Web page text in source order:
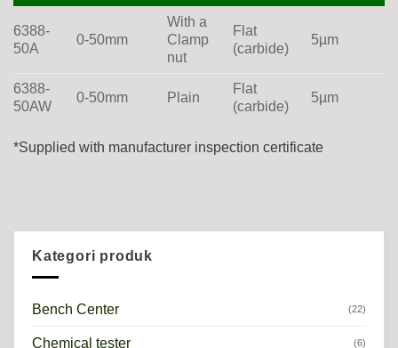
6388-
50A
0-50mm
With a
Clamp
nut
Flat
(carbide)
5µm
6388-
50AW
0-50mm Plain
Flat
(carbide)
5µm
*Supplied with manufacturer inspection certificate
Kategori produk
Bench Center (22)
Chemical tester (6)